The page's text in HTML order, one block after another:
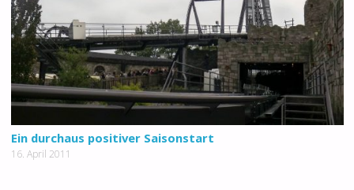
Ein durchaus positiver Saisonstart
16. April 2011